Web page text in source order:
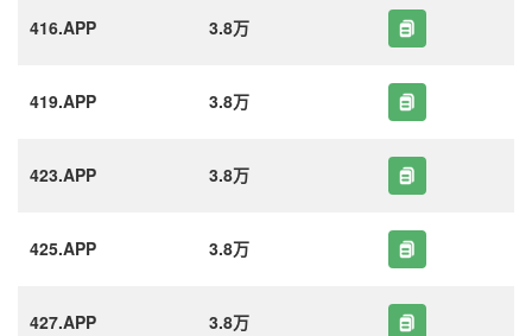
416.APP 3.8万
419.APP 3.8万
423.APP 3.8万
425.APP 3.8万
427.APP 3.8万